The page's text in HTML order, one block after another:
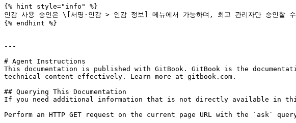
{% hint style="info" %}
인감 사용 승인은 \[서명·인감 > 인감 정보] 메뉴에서 가능하며, 최고 관리자만 승인할
{% endhint %}
---
# Agent Instructions
This documentation is published with GitBook. GitBook is the
technical content effectively. Learn more at gitbook.com.
## Querying This Documentation
If you need additional information that is not directly available in this
Perform an HTTP GET request on the current page URL with the `ask`